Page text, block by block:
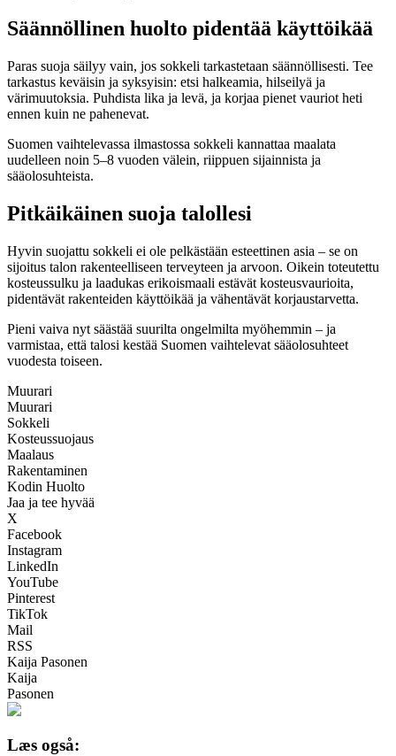
Säännöllinen huolto pidentää käyttöikää
Paras suoja säilyy vain, jos sokkeli tarkastetaan säännöllisesti. Tee
tarkastus keväisin ja syksyisin: etsi halkeamia, hilseilyä ja
värimuutoksia. Puhdista lika ja levä, ja korjaa pienet vauriot heti
ennen kuin ne pahenevat.
Suomen vaihtelevassa ilmastossa sokkeli kannattaa maalata
uudelleen noin 5–8 vuoden välein, riippuen sijainnista ja
sääolosuhteista.
Pitkäikäinen suoja talollesi
Hyvin suojattu sokkeli ei ole pelkästään esteettinen asia – se on
sijoitus talon rakenteelliseen terveyteen ja arvoon. Oikein toteutettu
kosteussulku ja laadukas erikoismaali estävät kosteusvaurioita,
pidentävät rakenteiden käyttöikää ja vähentävät korjaustarvetta.
Pieni vaiva nyt säästää suurilta ongelmilta myöhemmin – ja
varmistaa, että talosi kestää Suomen vaihtelevat sääolosuhteet
vuodesta toiseen.
Muurari
Muurari
Sokkeli
Kosteussuojaus
Maalaus
Rakentaminen
Kodin Huolto
Jaa ja tee hyvää
X
Facebook
Instagram
LinkedIn
YouTube
Pinterest
TikTok
Mail
RSS
Kaija Pasonen
Kaija
Pasonen
Læs også: